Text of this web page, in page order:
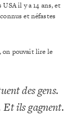
il y a 14 ans, et
et néfastes
on pouvait lire le
des gens.
ils gagnent.